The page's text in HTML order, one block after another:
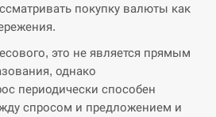
покупку валюты как
это не является прямым
однако
периодически способен
спросом и предложением и